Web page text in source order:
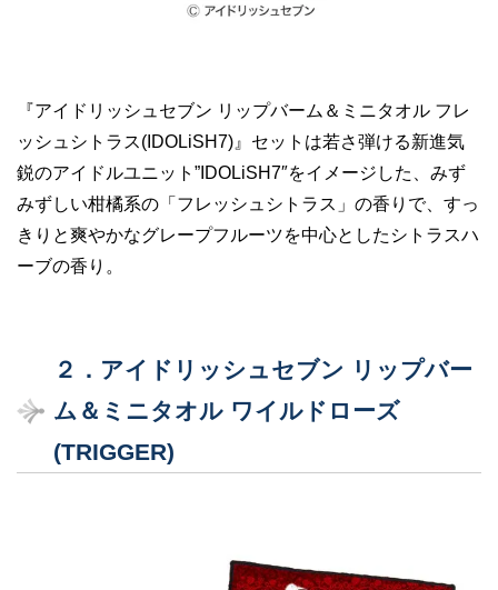
『アイドリッシュセブン リップバーム＆ミニタオル フレ
ッシュシトラス(IDOLiSH7)』セットは若さ弾ける新進気
鋭のアイドルユニット”IDOLiSH7″をイメージした、みず
みずしい柑橘系の「フレッシュシトラス」の香りで、すっ
きりと爽やかなグレープフルーツを中心としたシトラスハ
ーブの香り。
２．アイドリッシュセブン リップバー
ム＆ミニタオル ワイルドローズ
(TRIGGER)